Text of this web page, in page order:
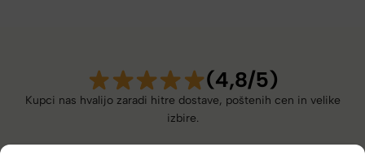
(4,8/5)
Kupci nas hvalijo zaradi hitre dostave, poštenih cen in velike
izbire.